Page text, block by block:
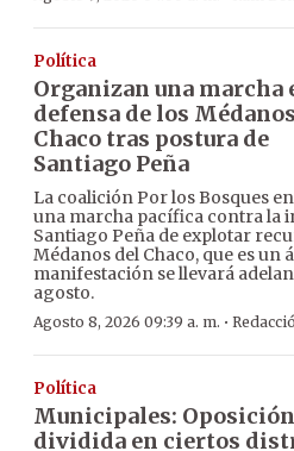
Política
Organizan una marcha
defensa de los
Chaco tras postura de
Santiago Peña
La coalición Por los Bosques
una marcha pacífica contra la
Santiago Peña de explotar
Médanos del Chaco, que es un
manifestación se llevará
agosto.
Agosto 8, 2026 09:39 a. m. ·
Política
Municipales:
dividida en ciertos